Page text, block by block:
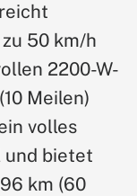
50 km/h
2200-W-
Meilen)
volles
und bietet
km (60